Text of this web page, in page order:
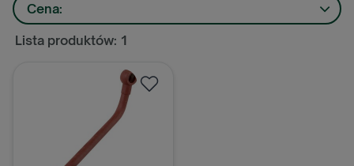
Cena:
Lista produktów: 1